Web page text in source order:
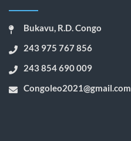
Bukavu, R.D. Congo
243 975 767 856
243 854 690 009
Congoleo2021@gmail.com